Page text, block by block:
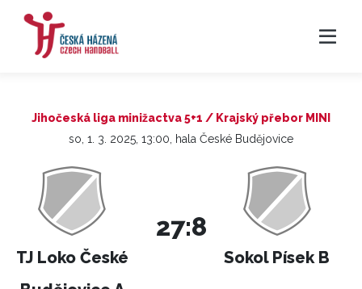
Jihočeská liga minižactva 5+1 / Krajský přebor MINI
so, 1. 3. 2025, 13:00, hala České Budějovice
TJ Loko České
27:8
Sokol Písek B